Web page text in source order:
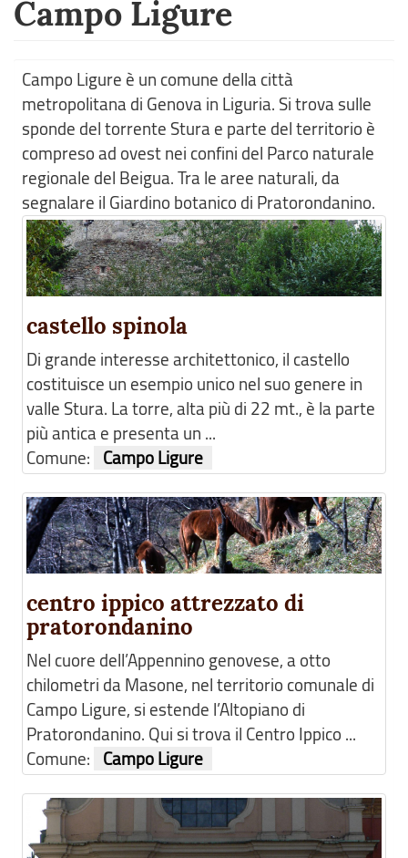
Campo Ligure
Campo Ligure è un comune della città
metropolitana di Genova in Liguria. Si trova sulle
sponde del torrente Stura e parte del territorio è
compreso ad ovest nei confini del Parco naturale
regionale del Beigua. Tra le aree naturali, da
segnalare il Giardino botanico di Pratorondanino.
castello spinola
Di grande interesse architettonico, il castello
costituisce un esempio unico nel suo genere in
valle Stura. La torre, alta più di 22 mt., è la parte
più antica e presenta un ...
Comune:
Campo Ligure
centro ippico attrezzato di
pratorondanino
Nel cuore dell’Appennino genovese, a otto
chilometri da Masone, nel territorio comunale di
Campo Ligure, si estende l’Altopiano di
Pratorondanino. Qui si trova il Centro Ippico ...
Comune:
Campo Ligure